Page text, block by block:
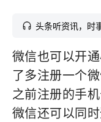
头条听资讯，时
微信也可以开
了多注册一个
之前注册的手
微信还可以同